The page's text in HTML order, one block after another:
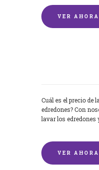
VER AHORA
Cuál es el precio
edredones? Con
lavar los
VER AHORA